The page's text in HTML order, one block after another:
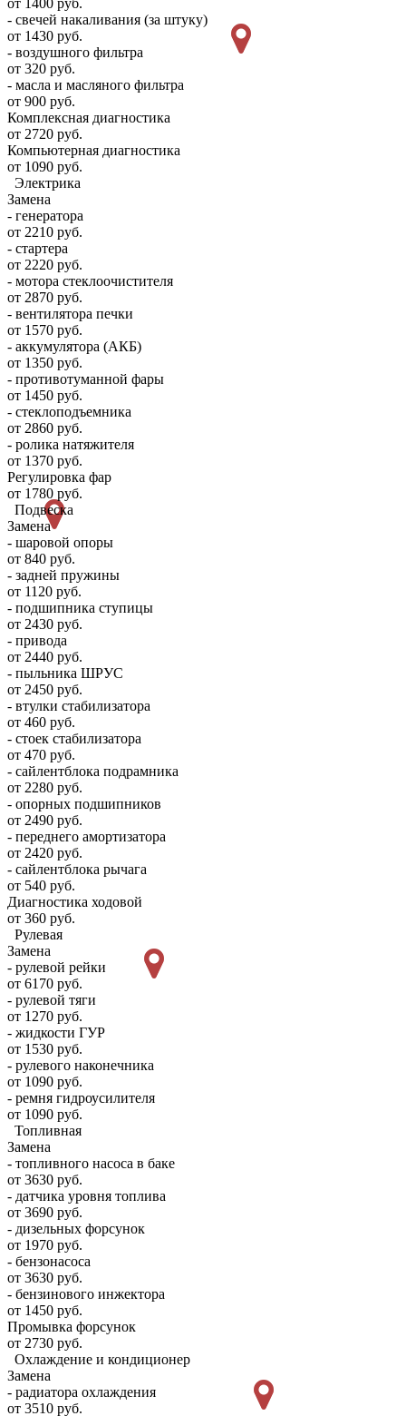
от 1400 руб.
- свечей накаливания (за штуку)
от 1430 руб.
- воздушного фильтра
от 320 руб.
- масла и масляного фильтра
от 900 руб.
Комплексная диагностика
от 2720 руб.
Компьютерная диагностика
от 1090 руб.
Электрика
Замена
- генератора
от 2210 руб.
- стартера
от 2220 руб.
- мотора стеклоочистителя
от 2870 руб.
- вентилятора печки
от 1570 руб.
- аккумулятора (АКБ)
от 1350 руб.
- противотуманной фары
от 1450 руб.
- стеклоподъемника
от 2860 руб.
- ролика натяжителя
от 1370 руб.
Регулировка фар
от 1780 руб.
Подвеска
Замена
- шаровой опоры
от 840 руб.
- задней пружины
от 1120 руб.
- подшипника ступицы
от 2430 руб.
- привода
от 2440 руб.
- пыльника ШРУС
от 2450 руб.
- втулки стабилизатора
от 460 руб.
- стоек стабилизатора
от 470 руб.
- сайлентблока подрамника
от 2280 руб.
- опорных подшипников
от 2490 руб.
- переднего амортизатора
от 2420 руб.
- сайлентблока рычага
от 540 руб.
Диагностика ходовой
от 360 руб.
Рулевая
Замена
- рулевой рейки
от 6170 руб.
- рулевой тяги
от 1270 руб.
- жидкости ГУР
от 1530 руб.
- рулевого наконечника
от 1090 руб.
- ремня гидроусилителя
от 1090 руб.
Топливная
Замена
- топливного насоса в баке
от 3630 руб.
- датчика уровня топлива
от 3690 руб.
- дизельных форсунок
от 1970 руб.
- бензонасоса
от 3630 руб.
- бензинового инжектора
от 1450 руб.
Промывка форсунок
от 2730 руб.
Охлаждение и кондиционер
Замена
- радиатора охлаждения
от 3510 руб.